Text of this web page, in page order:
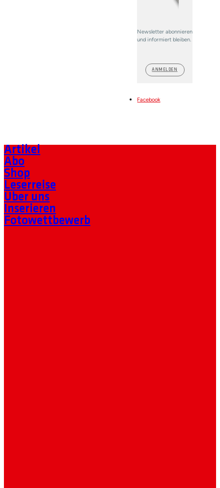
Newsletter abonnieren
und informiert bleiben.
ANMELDEN
Facebook
Artikel
Abo
Shop
Leserreise
Über uns
Inserieren
Fotowettbewerb